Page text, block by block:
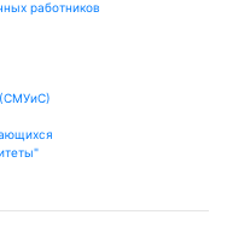
работников
(СМУиС)